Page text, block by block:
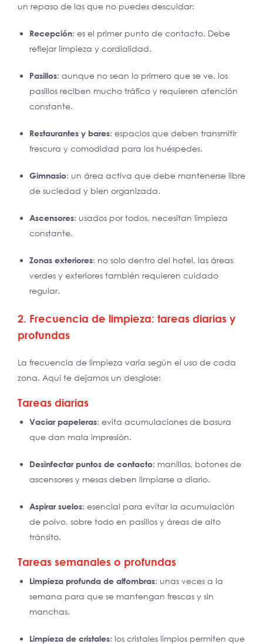
un repaso de las que no puedes descuidar:
Recepción: es el primer punto de contacto. Debe
reflejar limpieza y cordialidad.
Pasillos: aunque no sean lo primero que se ve, los
pasillos reciben mucho tráfico y requieren atención
constante.
Restaurantes y bares: espacios que deben transmitir
frescura y comodidad para los huéspedes.
Gimnasio: un área activa que debe mantenerse libre
de suciedad y bien organizada.
Ascensores: usados por todos, necesitan limpieza
constante.
Zonas exteriores: no solo dentro del hotel, las áreas
verdes y exteriores también requieren cuidado
regular.
2. Frecuencia de limpieza: tareas diarias y
profundas
La frecuencia de limpieza varía según el uso de cada
zona. Aquí te dejamos un desglose:
Tareas diarias
Vaciar papeleras: evita acumulaciones de basura
que dan mala impresión.
Desinfectar puntos de contacto: manillas, botones de
ascensores y mesas deben limpiarse a diario.
Aspirar suelos: esencial para evitar la acumulación
de polvo, sobre todo en pasillos y áreas de alto
tránsito.
Tareas semanales o profundas
Limpieza profunda de alfombras: unas veces a la
semana para que se mantengan frescas y sin
manchas.
Limpieza de cristales: los cristales limpios permiten que